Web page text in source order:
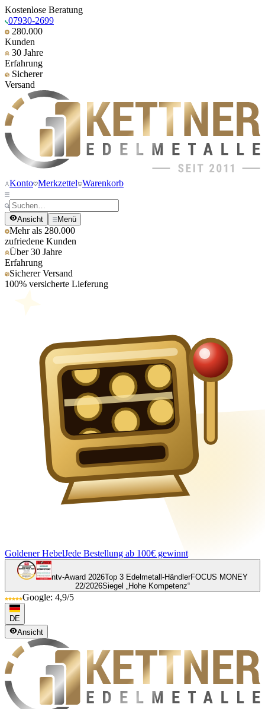
Kostenlose Beratung
07930-2699
280.000
Kunden
30 Jahre
Erfahrung
Sicherer
Versand
Konto Merkzettel Warenkorb
Ansicht Menü
Mehr als 280.000
zufriedene Kunden
Über 30 Jahre
Erfahrung
Sicherer Versand
100% versicherte Lieferung
Goldener HebelJede Bestellung ab 100€ gewinnt
ntv-Award 2026Top 3 Edelmetall-HändlerFOCUS MONEY
22/2026Siegel „Hohe Kompetenz“
Google: 4,9/5
DE
Ansicht